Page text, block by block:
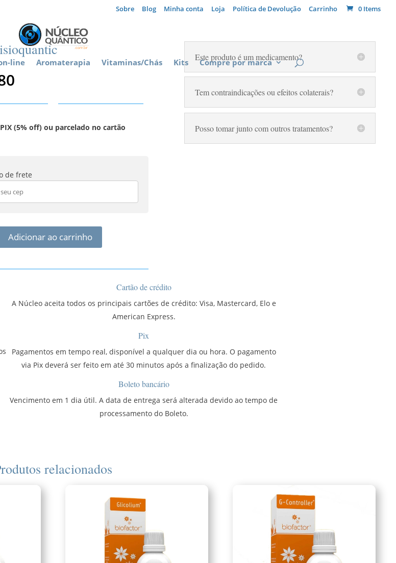
Sobre Blog Minha conta Loja Política de Devolução Carrinho 0 Items
line Aromaterapia Vitaminas/Chás Kits Compre por marca
(5% off) ou parcelado no cartão
de frete
Adicionar ao carrinho
Este produto é um medicamento?
Tem contraindicações ou efeitos colaterais?
Posso tomar junto com outros tratamentos?
Cartão de crédito
A Núcleo aceita todos os principais cartões de crédito: Visa, Mastercard, Elo e
American Express.
Pix
Pagamentos em tempo real, disponível a qualquer dia ou hora. O pagamento
via Pix deverá ser feito em até 30 minutos após a finalização do pedido.
Boleto bancário
Vencimento em 1 dia útil. A data de entrega será alterada devido ao tempo de
processamento do Boleto.
relacionados